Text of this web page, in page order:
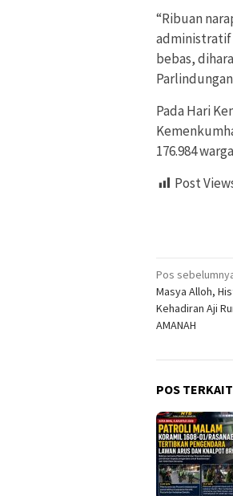
“Ribuan
administratif
bebas,
Pada Hari
176.984
Post
pos
Pos
Masya Alloh,
Kehadiran Aji
AMANAH
POS TERKAIT